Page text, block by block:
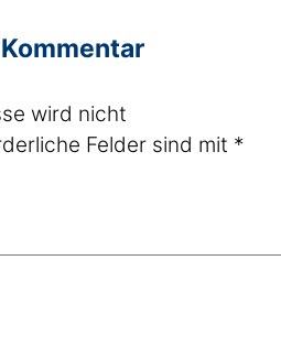
wird nicht
Felder sind mit *